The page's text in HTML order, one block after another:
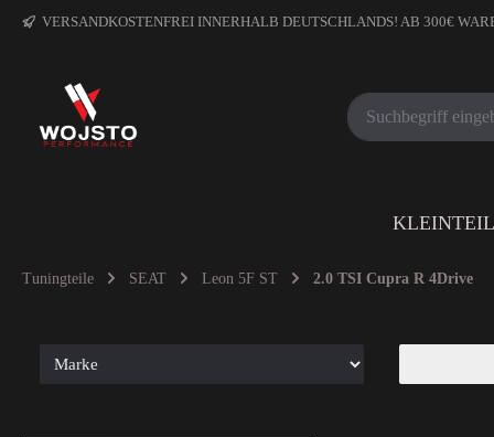
VERSANDKOSTENFREI INNERHALB DEUTSCHLANDS! AB 300€
Tuningteile SEAT Leon 5F ST 2.0 TSI Cupra R 4Drive